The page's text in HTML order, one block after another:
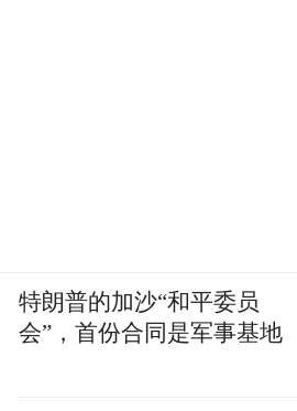
特朗普的加沙“和平委员
会”，首份合同是军事基地